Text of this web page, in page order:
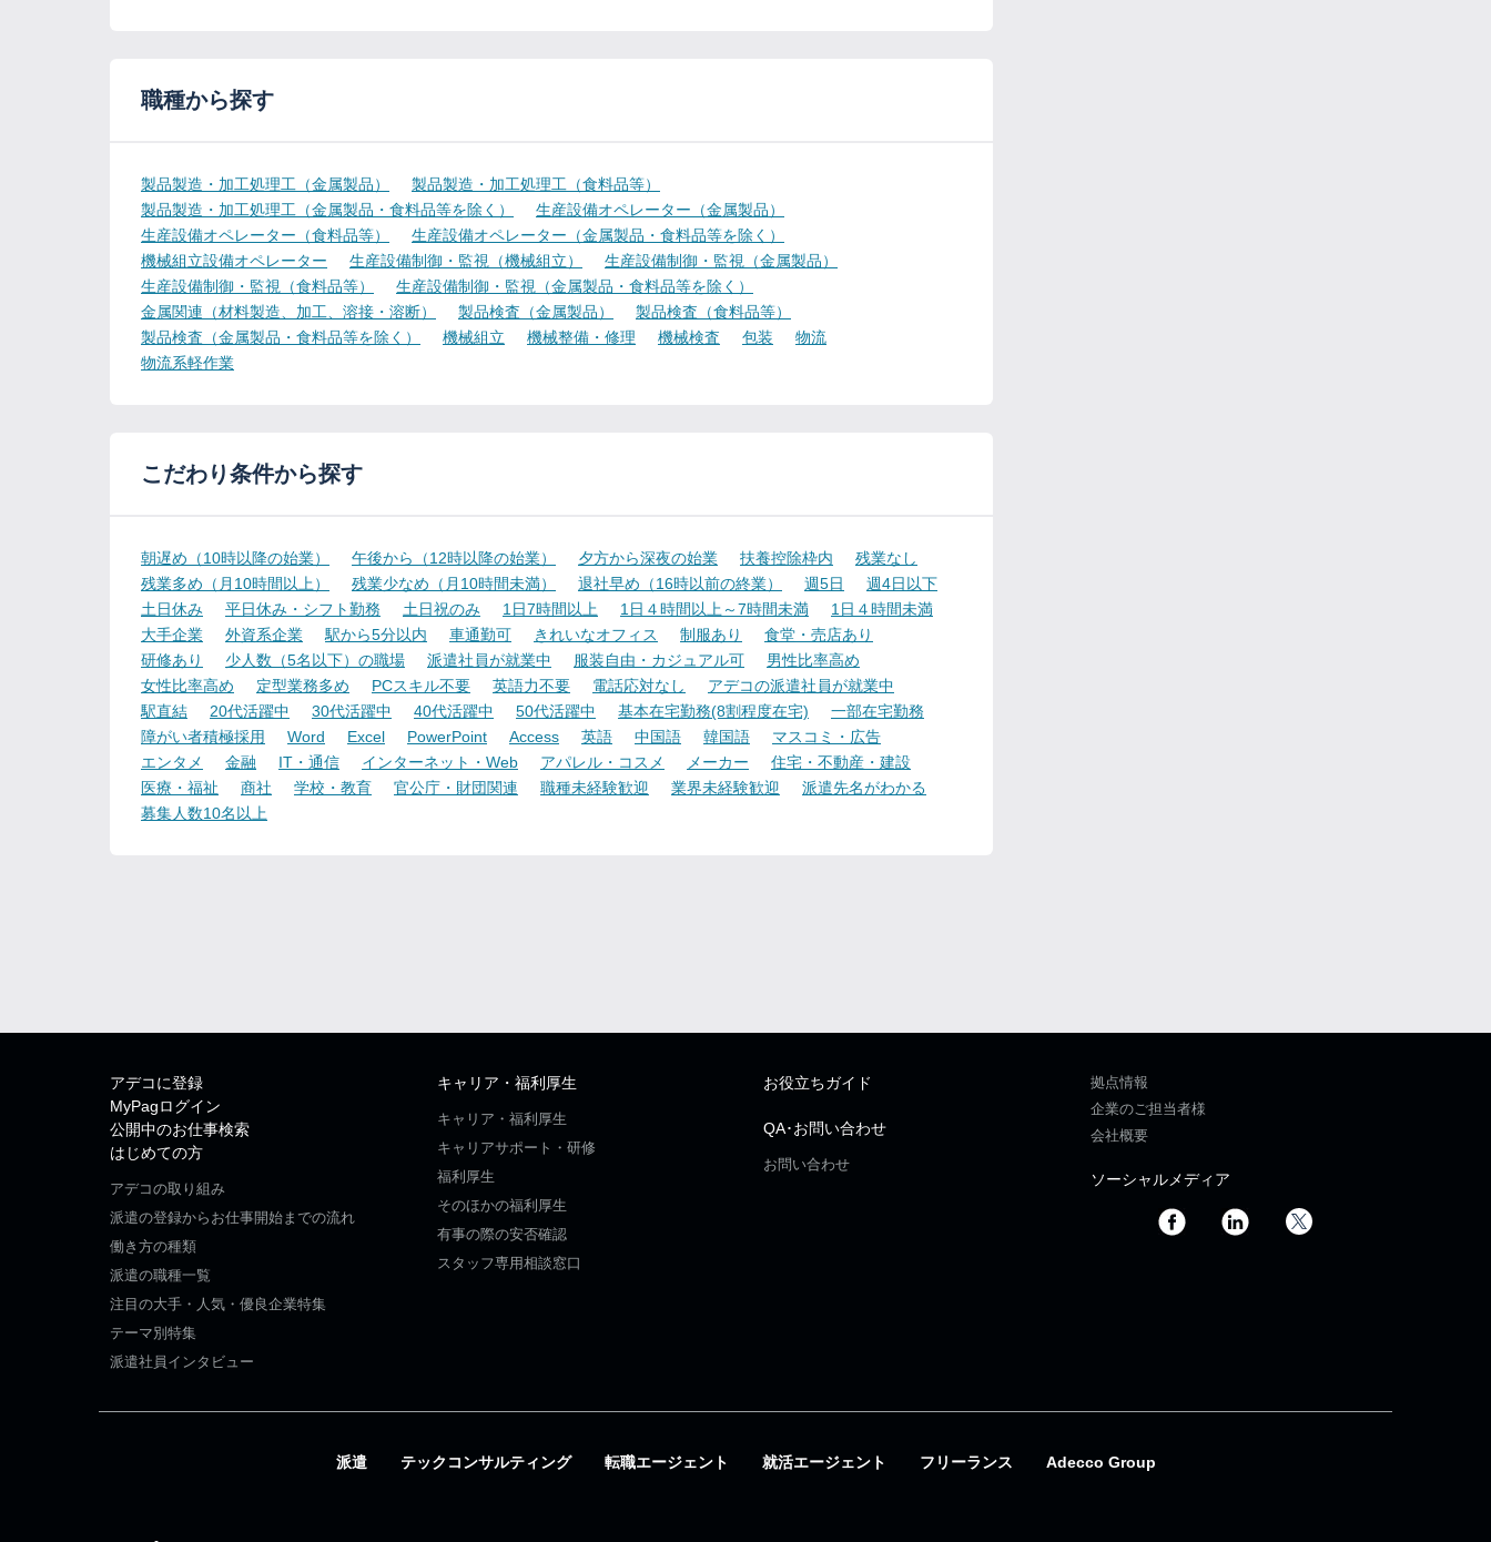
職種から探す
製品製造・加工処理工（金属製品）
製品製造・加工処理工（食料品等）
製品製造・加工処理工（金属製品・食料品等を除く）
生産設備オペレーター（金属製品）
生産設備オペレーター（食料品等）
生産設備オペレーター（金属製品・食料品等を除く）
機械組立設備オペレーター
生産設備制御・監視（機械組立）
生産設備制御・監視（金属製品）
生産設備制御・監視（食料品等）
生産設備制御・監視（金属製品・食料品等を除く）
金属関連（材料製造、加工、溶接・溶断）
製品検査（金属製品）
製品検査（食料品等）
製品検査（金属製品・食料品等を除く）
機械組立 機械整備・修理 機械検査 包装
物流
物流系軽作業
こだわり条件から探す
朝遅め（10時以降の始業） 午後から（12時以降の始業） 夕方から深夜の始業 扶養控除枠内
残業なし
残業多め（月10時間以上）
残業少なめ（月10時間未満） 退社早め（16時以前の終業） 週5日
週4日以下
土日休み
平日休み・シフト勤務 土日祝のみ 1日7時間以上 1日４時間以上～7時間未満
1日４時間未満
大手企業
外資系企業 駅から5分以内 車通勤可 きれいなオフィス 制服あり
食堂・売店あり
研修あり
少人数（5名以下）の職場 派遣社員が就業中 服装自由・カジュアル可
男性比率高め
女性比率高め
定型業務多め PCスキル不要 英語力不要 電話応対なし
アデコの派遣社員が就業中
駅直結
20代活躍中 30代活躍中 40代活躍中 50代活躍中 基本在宅勤務(8割程度在宅)
一部在宅勤務
障がい者積極採用
Word Excel PowerPoint Access 英語 中国語 韓国語
マスコミ・広告
エンタメ
金融 IT・通信 インターネット・Web アパレル・コスメ メーカー
住宅・不動産・建設
医療・福祉
商社 学校・教育 官公庁・財団関連 職種未経験歓迎 業界未経験歓迎
派遣先名がわかる
募集人数10名以上
アデコに登録
MyPagログイン
公開中のお仕事検索
はじめての方
アデコの取り組み
派遣の登録からお仕事開始までの流れ
働き方の種類
派遣の職種一覧
注目の大手・人気・優良企業特集
テーマ別特集
派遣社員インタビュー
キャリア・福利厚生
キャリア・福利厚生
キャリアサポート・研修
福利厚生
そのほかの福利厚生
有事の際の安否確認
スタッフ専用相談窓口
お役立ちガイド
QA･お問い合わせ
お問い合わせ
拠点情報
企業のご担当者様
会社概要
ソーシャルメディア
派遣 テックコンサルティング 転職エージェント 就活エージェント フリーランス Adecco Group